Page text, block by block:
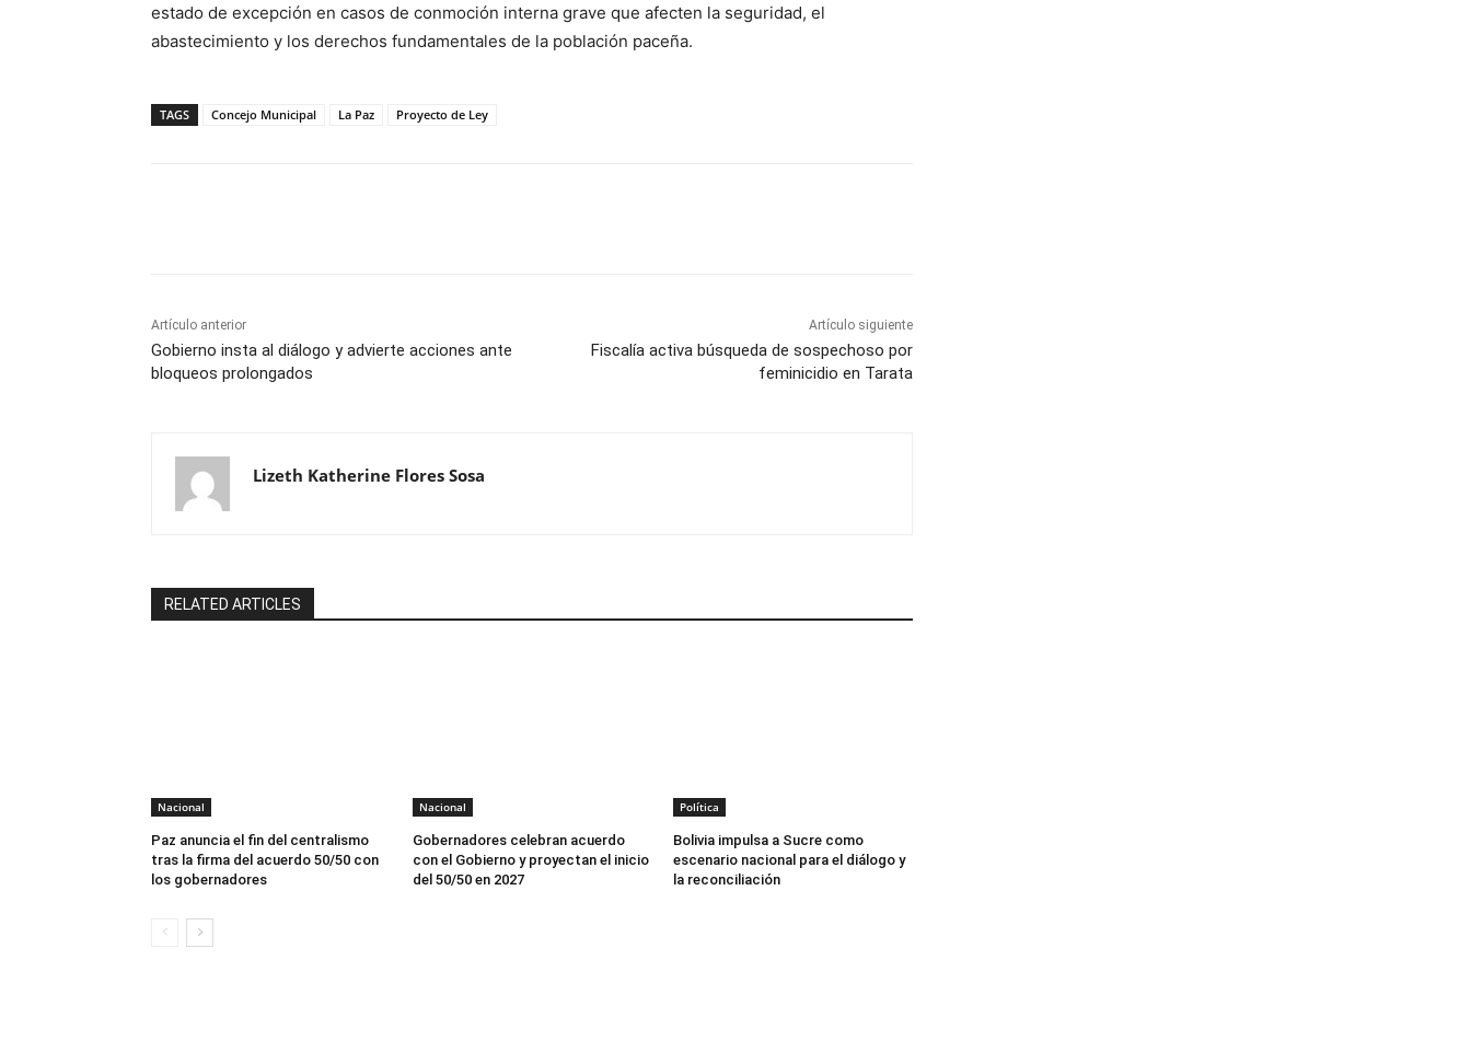
estado de excepción en casos de conmoción interna grave que afecten la seguridad, el
abastecimiento y los derechos fundamentales de la población paceña.
TAGS Concejo Municipal La Paz Proyecto de Ley
Artículo anterior
Gobierno insta al diálogo y advierte acciones ante
bloqueos prolongados
Artículo siguiente
Fiscalía activa búsqueda de sospechoso por
feminicidio en Tarata
Lizeth Katherine Flores Sosa
RELATED ARTICLES
Nacional
Paz anuncia el fin del centralismo
tras la firma del acuerdo 50/50 con
los gobernadores
Nacional
Gobernadores celebran acuerdo
con el Gobierno y proyectan el inicio
del 50/50 en 2027
Política
Bolivia impulsa a Sucre como
escenario nacional para el diálogo y
la reconciliación